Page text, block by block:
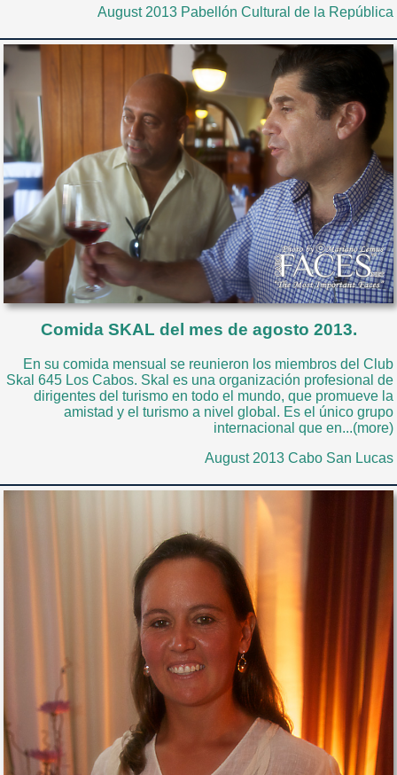
August 2013 Pabellón Cultural de la República
Comida SKAL del mes de agosto 2013.
En su comida mensual se reunieron los miembros del Club
Skal 645 Los Cabos. Skal es una organización profesional de
dirigentes del turismo en todo el mundo, que promueve la
amistad y el turismo a nivel global. Es el único grupo
internacional que en...(more)
August 2013 Cabo San Lucas